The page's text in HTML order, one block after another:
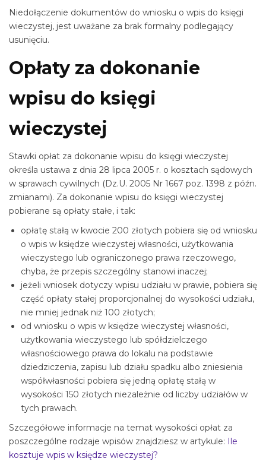
Niedołączenie dokumentów do wniosku o wpis do księgi
wieczystej, jest uważane za brak formalny podlegający
usunięciu.
Opłaty za dokonanie
wpisu do księgi
wieczystej
Stawki opłat za dokonanie wpisu do księgi wieczystej
określa ustawa z dnia 28 lipca 2005 r. o kosztach sądowych
w sprawach cywilnych (Dz.U. 2005 Nr 1667 poz. 1398 z późn.
zmianami). Za dokonanie wpisu do księgi wieczystej
pobierane są opłaty stałe, i tak:
opłatę stałą w kwocie 200 złotych pobiera się od wniosku
o wpis w księdze wieczystej własności, użytkowania
wieczystego lub ograniczonego prawa rzeczowego,
chyba, że przepis szczególny stanowi inaczej;
jeżeli wniosek dotyczy wpisu udziału w prawie, pobiera się
część opłaty stałej proporcjonalnej do wysokości udziału,
nie mniej jednak niż 100 złotych;
od wniosku o wpis w księdze wieczystej własności,
użytkowania wieczystego lub spółdzielczego
własnościowego prawa do lokalu na podstawie
dziedziczenia, zapisu lub działu spadku albo zniesienia
współwłasności pobiera się jedną opłatę stałą w
wysokości 150 złotych niezależnie od liczby udziałów w
tych prawach.
Szczegółowe informacje na temat wysokości opłat za
poszczególne rodzaje wpisów znajdziesz w artykule: Ile
kosztuje wpis w księdze wieczystej?